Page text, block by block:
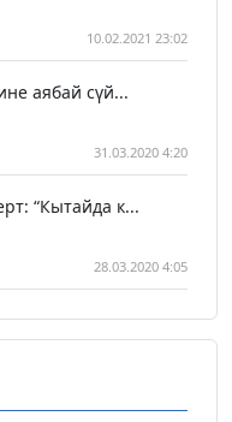
10.02.2021 23:02
аябай сүй...
31.03.2020 4:20
“Кытайда к...
28.03.2020 4:05